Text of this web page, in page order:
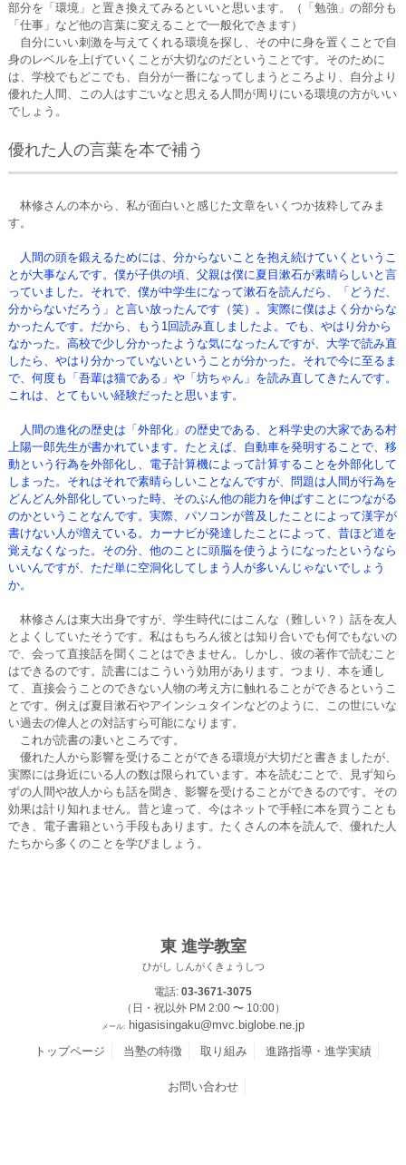
部分を「環境」と置き換えてみるといいと思います。（「勉強」の部分も
「仕事」など他の言葉に変えることで一般化できます）
自分にいい刺激を与えてくれる環境を探し、その中に身を置くことで自
身のレベルを上げていくことが大切なのだということです。そのために
は、学校でもどこでも、自分が一番になってしまうところより、自分より
優れた人間、この人はすごいなと思える人間が周りにいる環境の方がいい
でしょう。
優れた人の言葉を本で補う
林修さんの本から、私が面白いと感じた文章をいくつか抜粋してみま
す。
人間の頭を鍛えるためには、分からないことを抱え続けていくというこ
とが大事なんです。僕が子供の頃、父親は僕に夏目漱石が素晴らしいと言
っていました。それで、僕が中学生になって漱石を読んだら、「どうだ、
分からないだろう」と言い放ったんです（笑）。実際に僕はよく分からな
かったんです。だから、もう1回読み直しましたよ。でも、やはり分から
なかった。高校で少し分かったような気になったんですが、大学で読み直
したら、やはり分かっていないということが分かった。それで今に至るま
で、何度も「吾輩は猫である」や「坊ちゃん」を読み直してきたんです。
これは、とてもいい経験だったと思います。
人間の進化の歴史は「外部化」の歴史である、と科学史の大家である村
上陽一郎先生が書かれています。たとえば、自動車を発明することで、移
動という行為を外部化し、電子計算機によって計算することを外部化して
しまった。それはそれで素晴らしいことなんですが、問題は人間が行為を
どんどん外部化していった時、そのぶん他の能力を伸ばすことにつながる
のかということなんです。実際、パソコンが普及したことによって漢字が
書けない人が増えている。カーナビが発達したことによって、昔ほど道を
覚えなくなった。その分、他のことに頭脳を使うようになったというなら
いいんですが、ただ単に空洞化してしまう人が多いんじゃないでしょう
か。
林修さんは東大出身ですが、学生時代にはこんな（難しい？）話を友人
とよくしていたそうです。私はもちろん彼とは知り合いでも何でもないの
で、会って直接話を聞くことはできません。しかし、彼の著作で読むこと
はできるのです。読書にはこういう効用があります。つまり、本を通し
て、直接会うことのできない人物の考え方に触れることができるというこ
とです。例えば夏目漱石やアインシュタインなどのように、この世にいな
い過去の偉人との対話すら可能になります。
これが読書の凄いところです。
優れた人から影響を受けることができる環境が大切だと書きましたが、
実際には身近にいる人の数は限られています。本を読むことで、見ず知ら
ずの人間や故人からも話を聞き、影響を受けることができるのです。その
効果は計り知れません。昔と違って、今はネットで手軽に本を買うことも
でき、電子書籍という手段もあります。たくさんの本を読んで、優れた人
たちから多くのことを学びましょう。
東 進学教室
ひがし しんがくきょうしつ
電話: 03-3671-3075
（日・祝以外 PM 2:00 〜 10:00）
メール:
higasisingaku@mvc.biglobe.ne.jp
トップページ
当塾の特徴 取り組み 進路指導・進学実績
お問い合わせ